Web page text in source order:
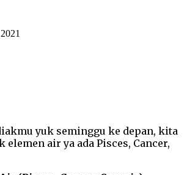
yuk seminggu ke depan, kita
elemen air ya ada Pisces, Cancer,